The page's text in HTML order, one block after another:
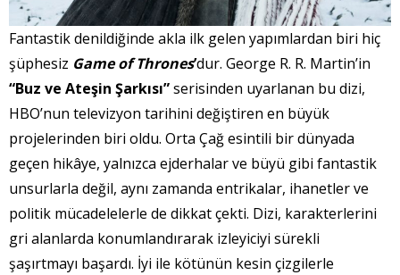
Fantastik denildiğinde akla ilk gelen yapımlardan biri hiç
şüphesiz Game of Thrones’dur. George R. R. Martin’in
“Buz ve Ateşin Şarkısı”serisinden uyarlanan bu dizi,
HBO’nun televizyon tarihini değiştiren en büyük
projelerinden biri oldu. Orta Çağ esintili bir dünyada
geçen hikâye, yalnızca ejderhalar ve büyü gibi fantastik
unsurlarla değil, aynı zamanda entrikalar, ihanetler ve
politik mücadelelerle de dikkat çekti. Dizi, karakterlerini
gri alanlarda konumlandırarak izleyiciyi sürekli
şaşırtmayı başardı. İyi ile kötünün kesin çizgilerle